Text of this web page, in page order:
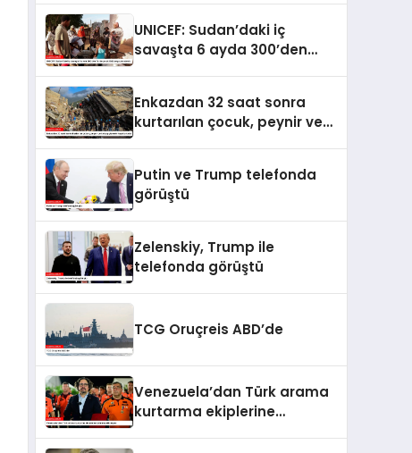
UNICEF: Sudan’daki iç
savaşta 6 ayda 300’den
Enkazdan 32 saat sonra
kurtarılan çocuk, peynir ve
Putin ve Trump telefonda
görüştü
Zelenskiy, Trump ile
telefonda görüştü
TCG Oruçreis ABD’de
Venezuela’dan Türk arama
kurtarma ekiplerine